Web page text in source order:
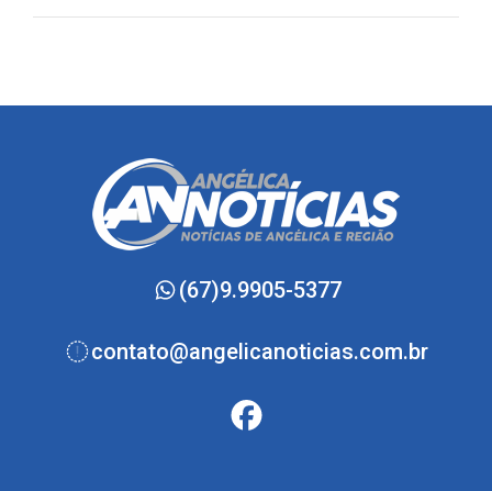
(67)9.9905-5377
contato@angelicanoticias.com.br